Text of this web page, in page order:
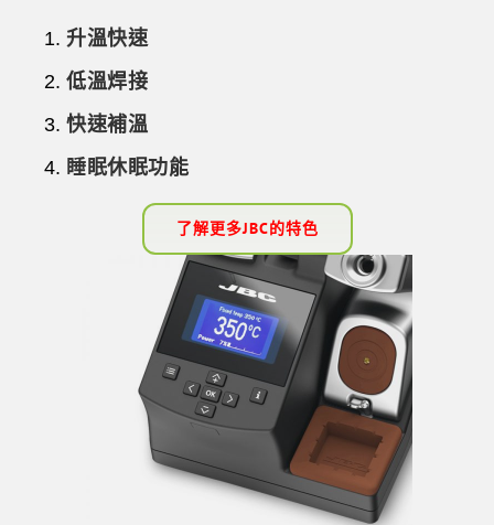
升溫快速
低溫焊接
快速補溫
睡眠休眠功能
了解更多JBC的特色